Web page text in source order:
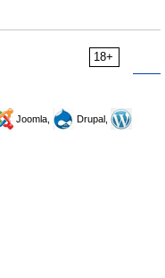
18+
Joomla,
Drupal,